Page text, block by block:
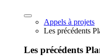
Appels à projets
Les précédents
Les précédents